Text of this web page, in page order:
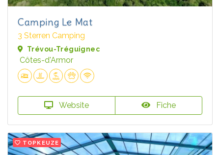
Camping Le Mat
3 Sterren Camping
Trévou-Tréguignec
Côtes-d'Armor
Website Fiche
TOPKEUZE